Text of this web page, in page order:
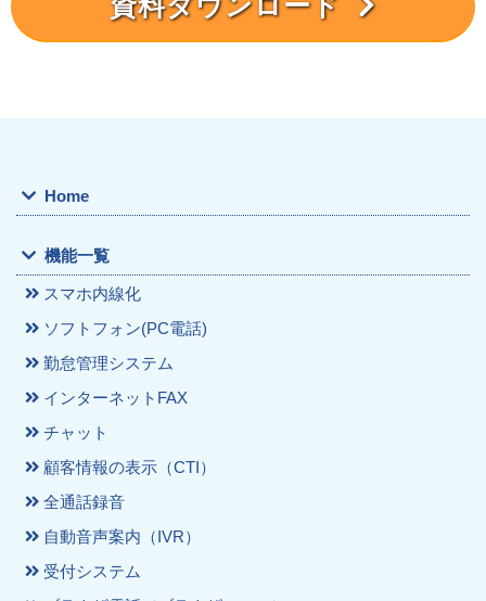
Home
機能一覧
スマホ内線化
ソフトフォン(PC電話)
勤怠管理システム
インターネットFAX
チャット
顧客情報の表示（CTI）
全通話録音
自動音声案内（IVR）
受付システム